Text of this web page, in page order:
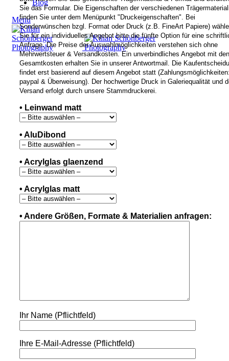
Blog
Menu
Sie das Formular. Die Eigenschaften der verschiedenen
finden Sie unter dem Menüpunkt "Druckeigenschaften". Bei
Sonderwünschen bzgl. Format oder Druck (z.B. FineArt Papiere)
Sie für ein individuelles Angebot bitte die fünfte Option für eine
Anfrage. Die Preise der Auswahlmöglichkeiten verstehen sich ohne
Mehrwertsteuer & Versandkosten. Ein unverbindliches Angebot mit den
Gesamtkosten erhalten Sie in unserer Antwortmail. Die
findet erst basierend auf diesem Angebot statt
paypal & Überweisung). Der hochwertige Druck in Galeriequalität und
Versand erfolgt durch unsere Stammdruckerei.
• Leinwand matt
• AluDibond
• Acrylglas glaenzend
• Acrylglas matt
• Andere Größen, Formate & Materialien anfragen:
Ihr Name (Pflichtfeld)
Ihre E-Mail-Adresse (Pflichtfeld)